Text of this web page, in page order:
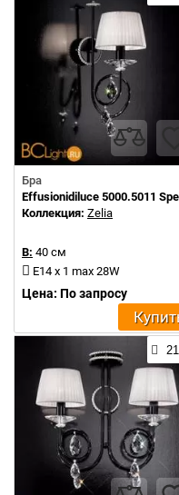
Бра
Effusionidiluce 5000.5011
Коллекция: Zelia
В: 40 см
E14 x 1 max 28W
Цена: По запросу